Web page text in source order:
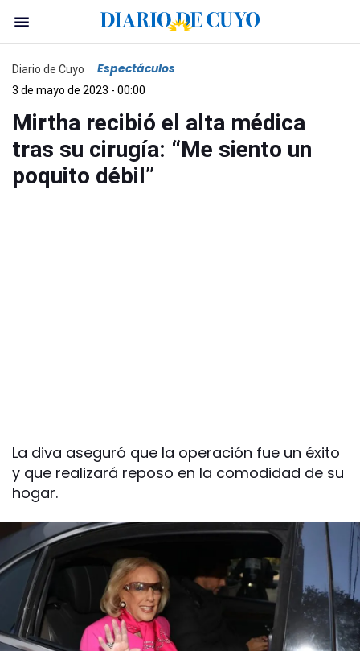
Diario de Cuyo Espectáculos
3 de mayo de 2023 - 00:00
Mirtha recibió el alta médica
tras su cirugía: “Me siento un
poquito débil”
La diva aseguró que la operación fue un éxito
y que realizará reposo en la comodidad de su
hogar.